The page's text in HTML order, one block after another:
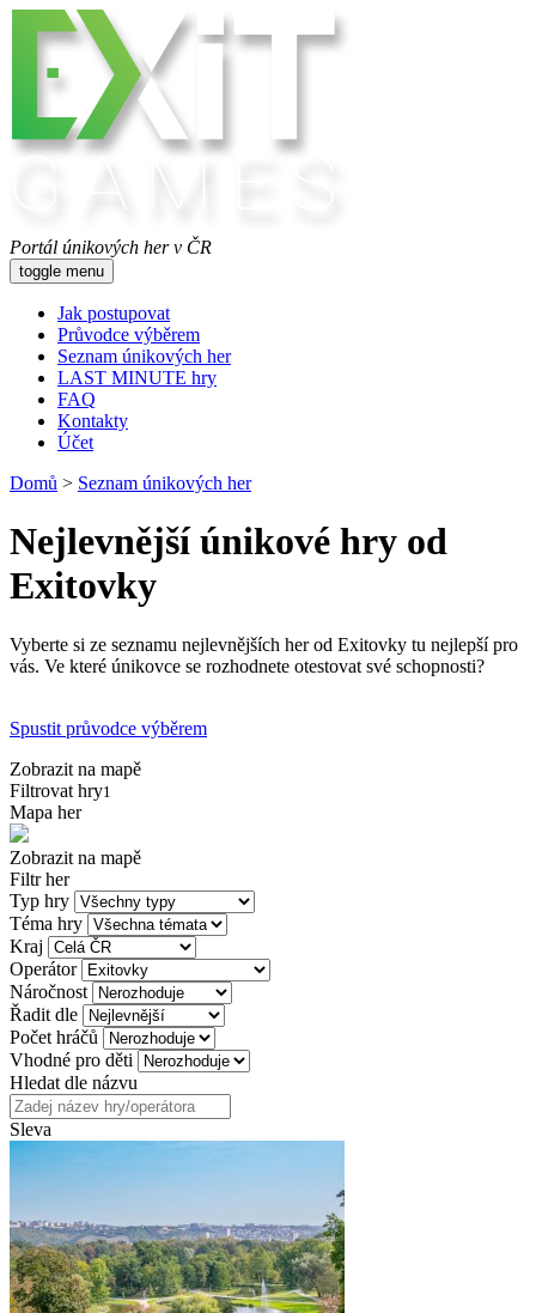
Portál únikových her v ČR
toggle menu
Jak postupovat
Průvodce výběrem
Seznam únikových her
LAST MINUTE hry
FAQ
Kontakty
Účet
Domů > Seznam únikových her
Nejlevnější únikové hry od
Exitovky
Vyberte si ze seznamu nejlevnějších her od Exitovky tu nejlepší pro
vás. Ve které únikovce se rozhodnete otestovat své schopnosti?
Spustit průvodce výběrem
Zobrazit na mapě
Filtrovat hry1
Mapa her
Zobrazit na mapě
Filtr her
Typ hry
Téma hry
Kraj
Operátor
Náročnost
Řadit dle
Počet hráčů
Vhodné pro děti
Hledat dle názvu
Sleva